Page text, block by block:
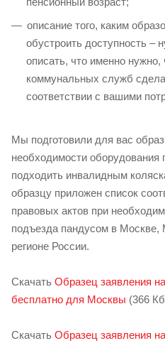
описание того, каким
обустроить доступность –
описать, что именно
коммунальных служб
соответствии с вашими
Мы подготовили для вас
необходимости оборудования
подходить инвалидным
образцу приложен список
правовых актов при
подъезда пандусом в Москве,
регионе России.
Скачать Образец заявления
бесплатно для Москвы (366
Скачать Образец заявления